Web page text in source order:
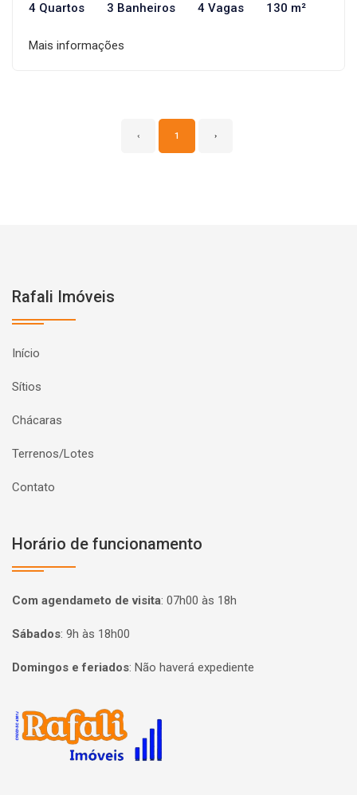
4 Quartos 3 Banheiros 4 Vagas 130 m²
Mais informações
‹ 1 ›
Rafali Imóveis
Início
Sítios
Chácaras
Terrenos/Lotes
Contato
Horário de funcionamento
Com agendameto de visita: 07h00 às 18h
Sábados: 9h às 18h00
Domingos e feriados: Não haverá expediente
Página inicial